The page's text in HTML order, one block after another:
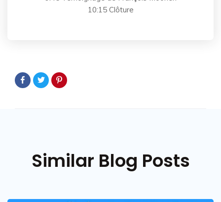
10:15 Clôture
Similar Blog Posts